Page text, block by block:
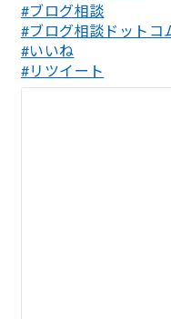
#ブログ相談
#ブログ相談ドットコ
#いいね
#リツイート